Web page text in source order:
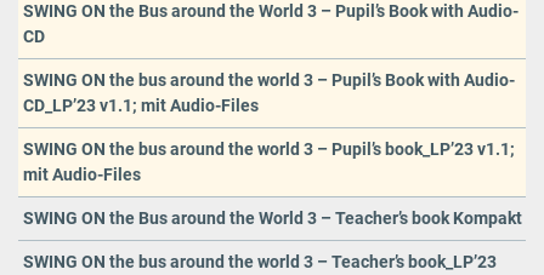
SWING ON the Bus around the World 3 – Pupil’s Book with Audio-
CD
SWING ON the bus around the world 3 – Pupil’s Book with Audio-
CD_LP’23 v1.1; mit Audio-Files
SWING ON the bus around the world 3 – Pupil’s book_LP’23 v1.1;
mit Audio-Files
SWING ON the Bus around the World 3 – Teacher’s book Kompakt
SWING ON the bus around the world 3 – Teacher’s book_LP’23